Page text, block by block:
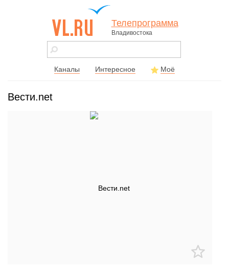
vl.ru - сайт
города
Телепрограмма
Владивостока
Каналы Интересное Моё
Вести.net